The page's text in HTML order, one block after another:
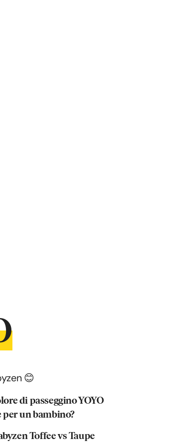
😊
di passeggino YOYO
per un bambino?
Toffee vs Taupe